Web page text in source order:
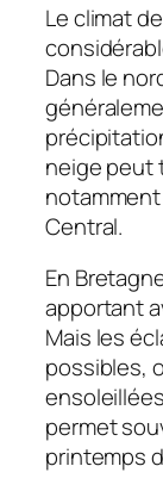
Le climat
Dans le
neige peut
Central.
En
apportant
Mais les
possibles,
permet
printemps